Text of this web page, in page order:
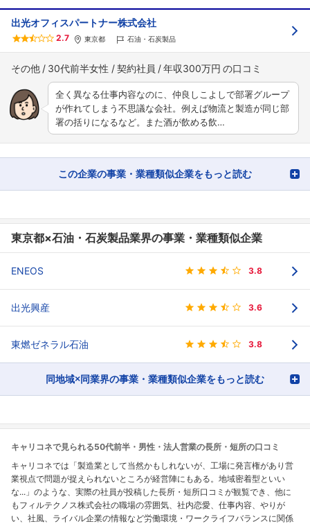
出光オフィスパートナー株式会社
2.7 東京都 石油・石炭製品
その他 30代前半女性 契約社員 年収300万円
全く異なる仕事内容なのに、仲良しこよしで部署グループ
が作れてしまう不思議な会社。例えば物流と製造が同じ部
署の括りになるなど。また酒が飲める飲…
この企業の事業・業種類似企業をもっと読む
東京都×石油・石炭製品業界の事業・業種類似企業
ENEOS 3.8
出光興産 3.6
東燃ゼネラル石油 3.8
同地域×同業界の事業・業種類似企業をもっと読む
キャリコネで見られる50代前半・男性・法人営業の長所・短所の口コミ
キャリコネでは「製造業として当然かもしれないが、工場に発言権があり営
業視点で問題が捉えられないところが経営陣にもある。地域密着型といい
な...」のような、実際の社員が投稿した長所・短所口コミが観覧でき、他に
もフィルテクノス株式会社の職場の雰囲気、社内恋愛、仕事内容、やりが
い、社風、ライバル企業の情報など労働環境・ワークライフバランスに関係